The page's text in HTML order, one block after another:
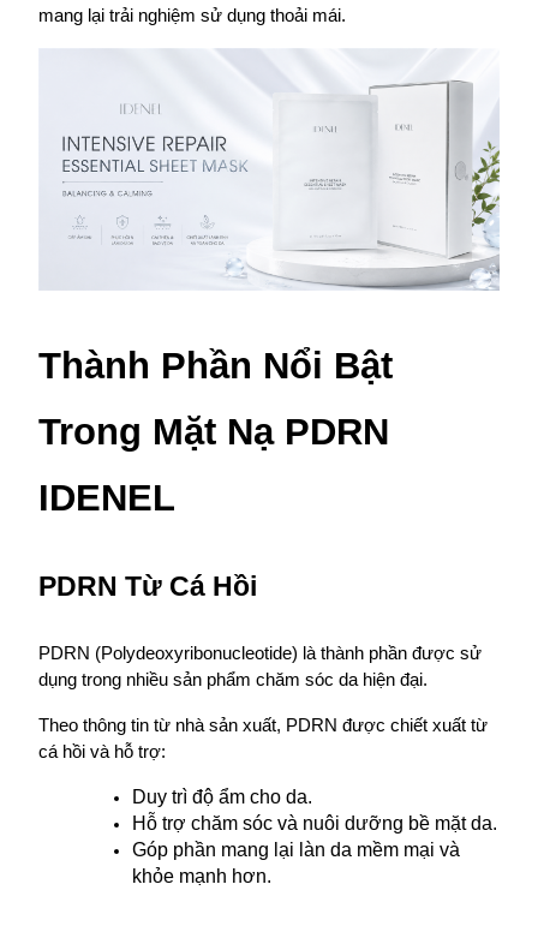
Thành Phần Nổi Bật
Trong Mặt Nạ PDRN
IDENEL
PDRN Từ Cá Hồi
PDRN (Polydeoxyribonucleotide) là thành phần được sử
dụng trong nhiều sản phẩm chăm sóc da hiện đại.
Theo thông tin từ nhà sản xuất, PDRN được chiết xuất từ
cá hồi và hỗ trợ:
Duy trì độ ẩm cho da.
Hỗ trợ chăm sóc và nuôi dưỡng bề mặt da.
Góp phần mang lại làn da mềm mại và
khỏe mạnh hơn.